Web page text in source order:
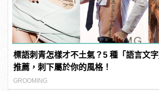
標語刺青怎樣才不土氣？5 種「語言文
推薦，刺下屬於你的風格！
GROOMING